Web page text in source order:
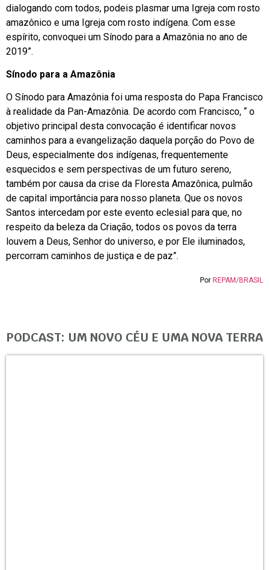
dialogando com todos, podeis plasmar uma Igreja com rosto
amazônico e uma Igreja com rosto indígena. Com esse
espírito, convoquei um Sínodo para a Amazônia no ano de
2019”.
Sínodo para a Amazônia
O Sínodo para Amazônia foi uma resposta do Papa Francisco
à realidade da Pan-Amazônia. De acordo com Francisco, “ o
objetivo principal desta convocação é identificar novos
caminhos para a evangelização daquela porção do Povo de
Deus, especialmente dos indígenas, frequentemente
esquecidos e sem perspectivas de um futuro sereno,
também por causa da crise da Floresta Amazônica, pulmão
de capital importância para nosso planeta. Que os novos
Santos intercedam por este evento eclesial para que, no
respeito da beleza da Criação, todos os povos da terra
louvem a Deus, Senhor do universo, e por Ele iluminados,
percorram caminhos de justiça e de paz”.
Por REPAM/BRASIL
PODCAST: UM NOVO CÉU E UMA NOVA TERRA